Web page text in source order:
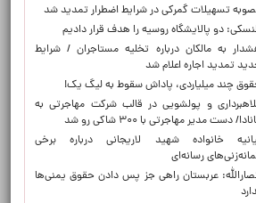
تسهیلات گمرکی در شرایط اضطرار تمدید شد
دو پالایشگاه روسیه را هدف قرار دادیم
به مالکان درباره تخلیه مستاجران / شرایط
تمدید اجاره اعلام شد
چند میلیاردی، پاداش سقوط به لیگ یک!
و پولشویی در قالب شرکت مهاجرتی به
دست مدیر مهاجرتی با ۳۰۰ شاکی رو شد
خانواده شهید لاریجانی درباره برخی
رسانه‌ای
عربستان راهی جز پس دادن حقوق یمنی‌ها